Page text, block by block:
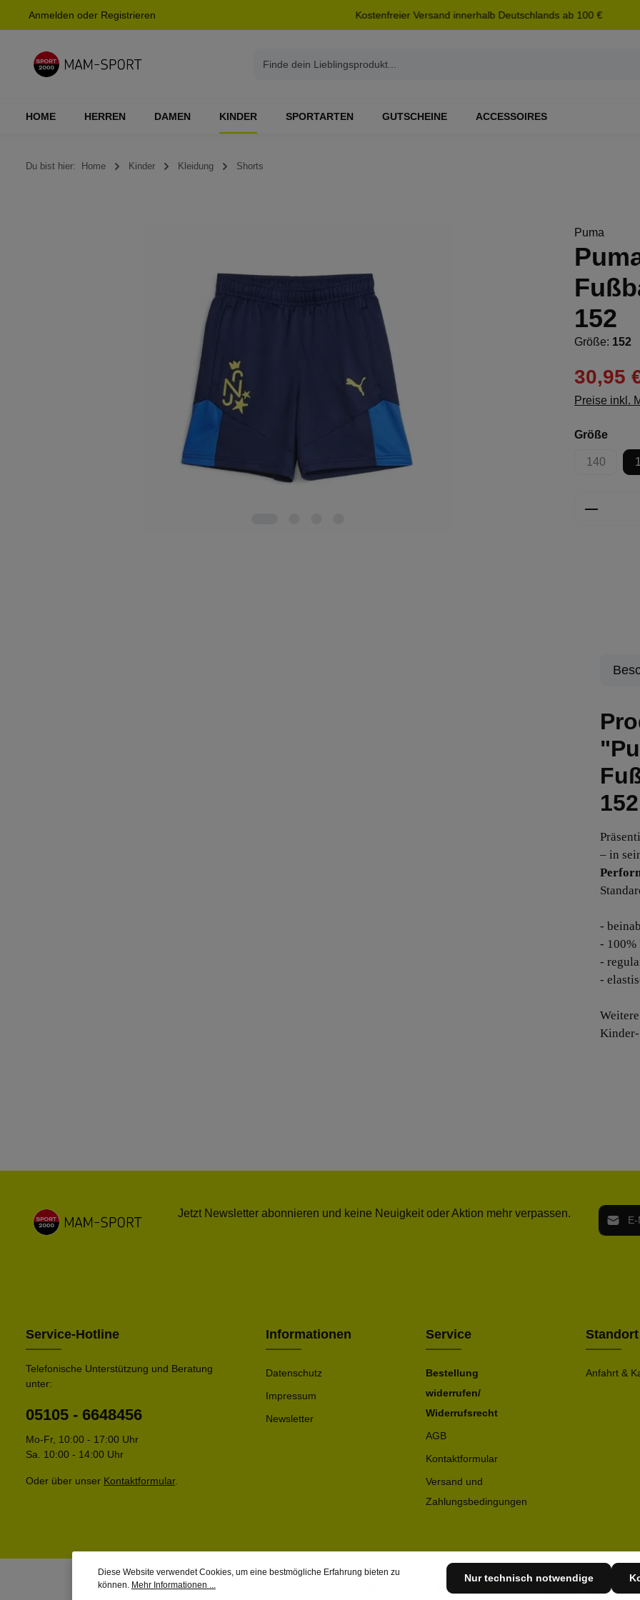
Zur Hauptnavigation springen
Anmelden oder Registrieren Kostenfreier Versand innerhalb Deutschlands ab 100 €
HOME HERREN DAMEN KINDER SPORTARTEN GUTSCHEINE ACCESSOIRES
Du bist hier: Home Kinder Kleidung Shorts
Puma
152
Größe: 152
30,95
Preise inkl.
Größe
140
(Diese
– in
-
- 100%
-
-
Jetzt Newsletter abonnieren und keine Neuigkeit oder Aktion mehr verpassen. E-Mail-
Service-Hotline
Telefonische Unterstützung und Beratung
unter:
05105 - 6648456
Mo-Fr, 10:00 - 17:00 Uhr
Sa. 10:00 - 14:00 Uhr
Oder über unser Kontaktformular.
Informationen
Datenschutz
Impressum
Newsletter
Service
Bestellung
widerrufen/
Widerrufsrecht
AGB
Kontaktformular
Versand und
Zahlungsbedingungen
Standort
Anfahrt &
Diese Website verwendet Cookies, um eine bestmögliche Erfahrung bieten zu
können. Mehr Informationen ...
Nur technisch notwendige